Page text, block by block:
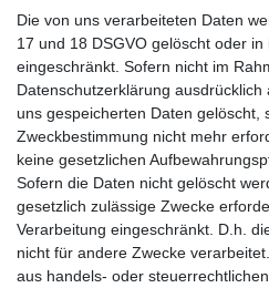
Die von uns verarbeiteten Daten
17 und 18 DSGVO gelöscht oder in
eingeschränkt. Sofern nicht im
Datenschutzerklärung
uns gespeicherten Daten gelöscht,
Zweckbestimmung nicht mehr
keine gesetzlichen
Sofern die Daten nicht gelöscht
gesetzlich zulässige Zwecke
Verarbeitung eingeschränkt. D.h.
nicht für andere Zwecke
aus handels- oder